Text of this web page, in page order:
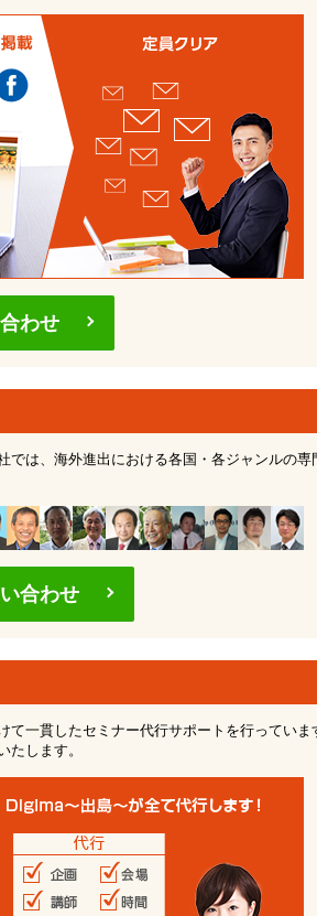
わせ
は、海外進出における各国・各ジャンルの専
合わせ
一貫したセミナー代行サポートを行ってい
します。